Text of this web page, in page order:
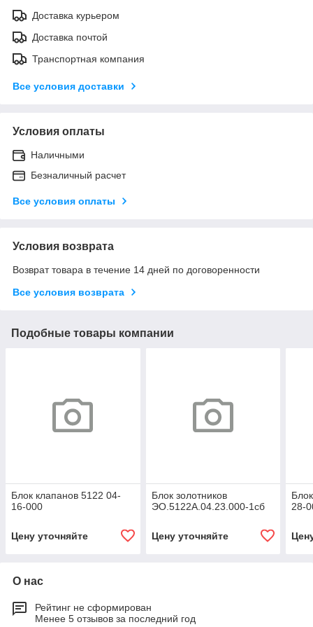
Доставка курьером
Доставка почтой
Транспортная компания
Все условия доставки
Условия оплаты
Наличными
Безналичный расчет
Все условия оплаты
Условия возврата
Возврат товара в течение 14 дней по договоренности
Все условия возврата
Подобные товары компании
Блок клапанов 5122 04-
16-000
Цену уточняйте
Блок золотников
ЭО.5122А.04.23.000-1сб
Цену уточняйте
28-
О нас
Рейтинг не сформирован
Менее 5 отзывов за последний год